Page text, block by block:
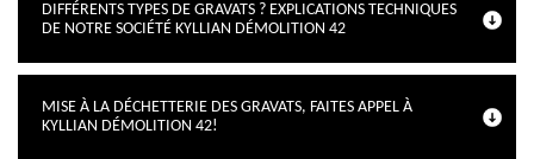
DIFFÉRENTS TYPES DE GRAVATS ? EXPLICATIONS TECHNIQUES
DE NOTRE SOCIÉTÉ KYLLIAN DÉMOLITION 42
MISE À LA DÉCHETTERIE DES GRAVATS, FAITES APPEL À
KYLLIAN DÉMOLITION 42!